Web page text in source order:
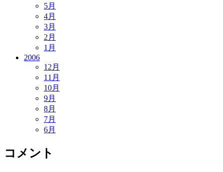
5月
4月
3月
2月
1月
2006
12月
11月
10月
9月
8月
7月
6月
コメント